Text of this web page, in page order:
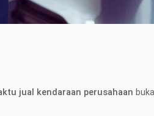
jual kendaraan perusahaan